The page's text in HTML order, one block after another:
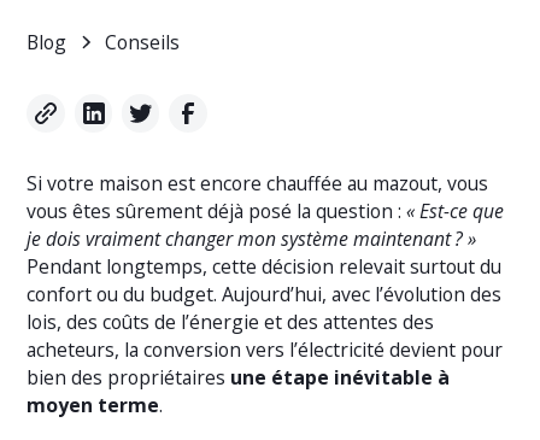
Blog Conseils
Si votre maison est encore chauffée au mazout, vous
vous êtes sûrement déjà posé la question :« Est-ce que
je dois vraiment changer mon système maintenant ? »
Pendant longtemps, cette décision relevait surtout du
confort ou du budget. Aujourd’hui, avec l’évolution des
lois, des coûts de l’énergie et des attentes des
acheteurs, la conversion vers l’électricité devient pour
bien des propriétaires une étape inévitable à
moyen terme.